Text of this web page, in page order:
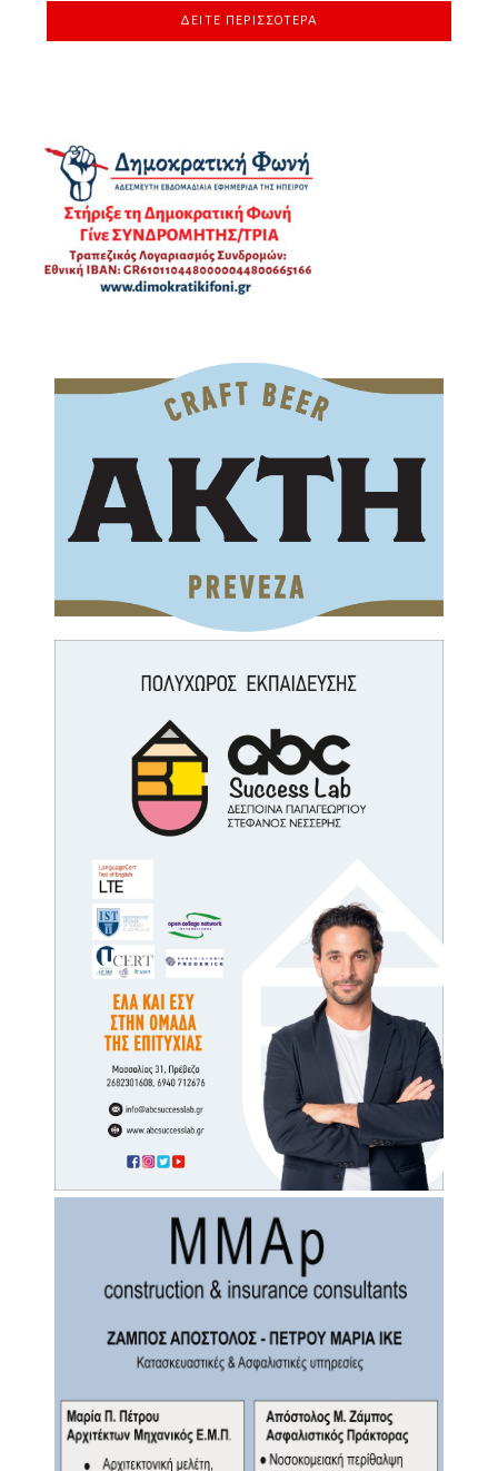
ΔΕΊΤΕ ΠΕΡΙΣΣΌΤΕΡΑ